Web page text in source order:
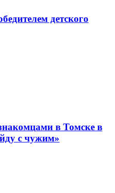
детского
в Томске в
с чужим»